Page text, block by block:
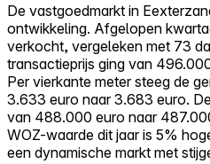
Alles-in-één
Reviews
Prijzen
Log in
Probeer Walter gratis
De vastgoedmarkt in
ontwikkeling. Afgelopen
verkocht, vergeleken met 73
transactieprijs ging van
Per vierkante meter steeg de
3.633 euro naar 3.683 euro.
van 488.000 euro naar
WOZ-waarde dit jaar is 5%
een dynamische markt met